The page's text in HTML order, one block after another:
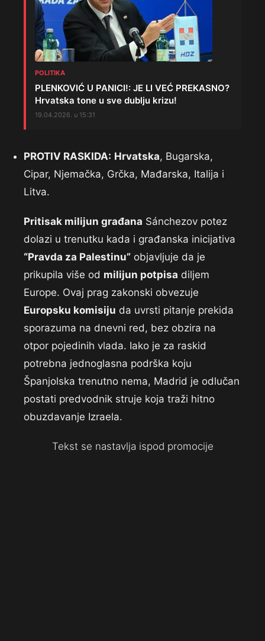
POLITIKA
PLENKOVIĆ U PANICI!: JE LI VEĆ PREKASNO?
Hrvatska tone u sve dublju krizu!
19.04.2026. u 15:31
PROTIV RASKIDA: Hrvatska, Bugarska,
Cipar, Njemačka, Grčka, Mađarska, Italija i
Litva.
Pritisak milijun građana Sánchezov potez
dolazi u trenutku kada i građanska inicijativa
“Pravda za Palestinu” objavljuje da je
prikupila više od milijun potpisa diljem
Europe. Ovaj prag zakonski obvezuje
Europsku komisiju da uvrsti pitanje prekida
sporazuma na dnevni red, bez obzira na
otpor pojedinih vlada. Iako je za raskid
potrebna jednoglasna podrška koju
Španjolska trenutno nema, Madrid je odlučan
postati predvodnik struje koja traži hitno
obuzdavanje Izraela.
Tekst se nastavlja ispod promocije